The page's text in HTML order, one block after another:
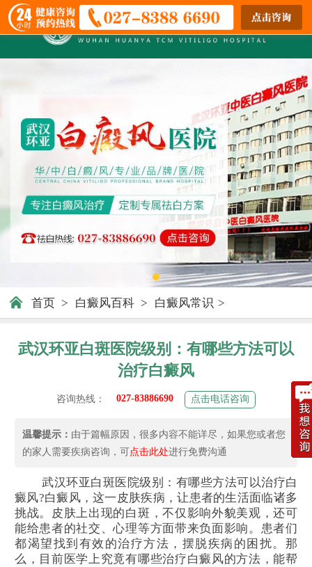
首页 > 白癜风百科 > 白癜风常识 >
武汉环亚白斑医院级别：有哪些方法可以
治疗白癜风
咨询热线： 027-83886690 点击电话咨询
温馨提示： 由于篇幅原因，很多内容不能详尽，如果您或者您
的家人需要疾病咨询，可点击此处进行免费沟通
武汉环亚白斑医院级别：有哪些方法可以治疗白
癜风?白癜风，这一皮肤疾病，让患者的生活面临诸多
挑战。皮肤上出现的白斑，不仅影响外貌美观，还可
能给患者的社交、心理等方面带来负面影响。患者们
都渴望找到有效的治疗方法，摆脱疾病的困扰。那
么，目前医学上究竟有哪些治疗白癜风的方法，能帮